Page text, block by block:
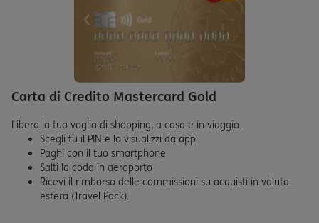
Carta di Credito Mastercard Gold
Libera la tua voglia di shopping, a casa e in viaggio.
Scegli tu il PIN e lo visualizzi da app
Paghi con il tuo smartphone
Salti la coda in aeroporto
Ricevi il rimborso delle commissioni su acquisti in valuta
estera (Travel Pack).